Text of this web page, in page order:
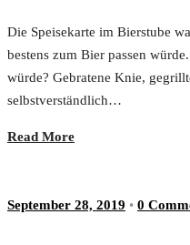
Die Speisekarte im Bierstube
bestens zum Bier passen
würde? Gebratene Knie,
selbstverständlich…
Read More
September 28, 2019 • 0